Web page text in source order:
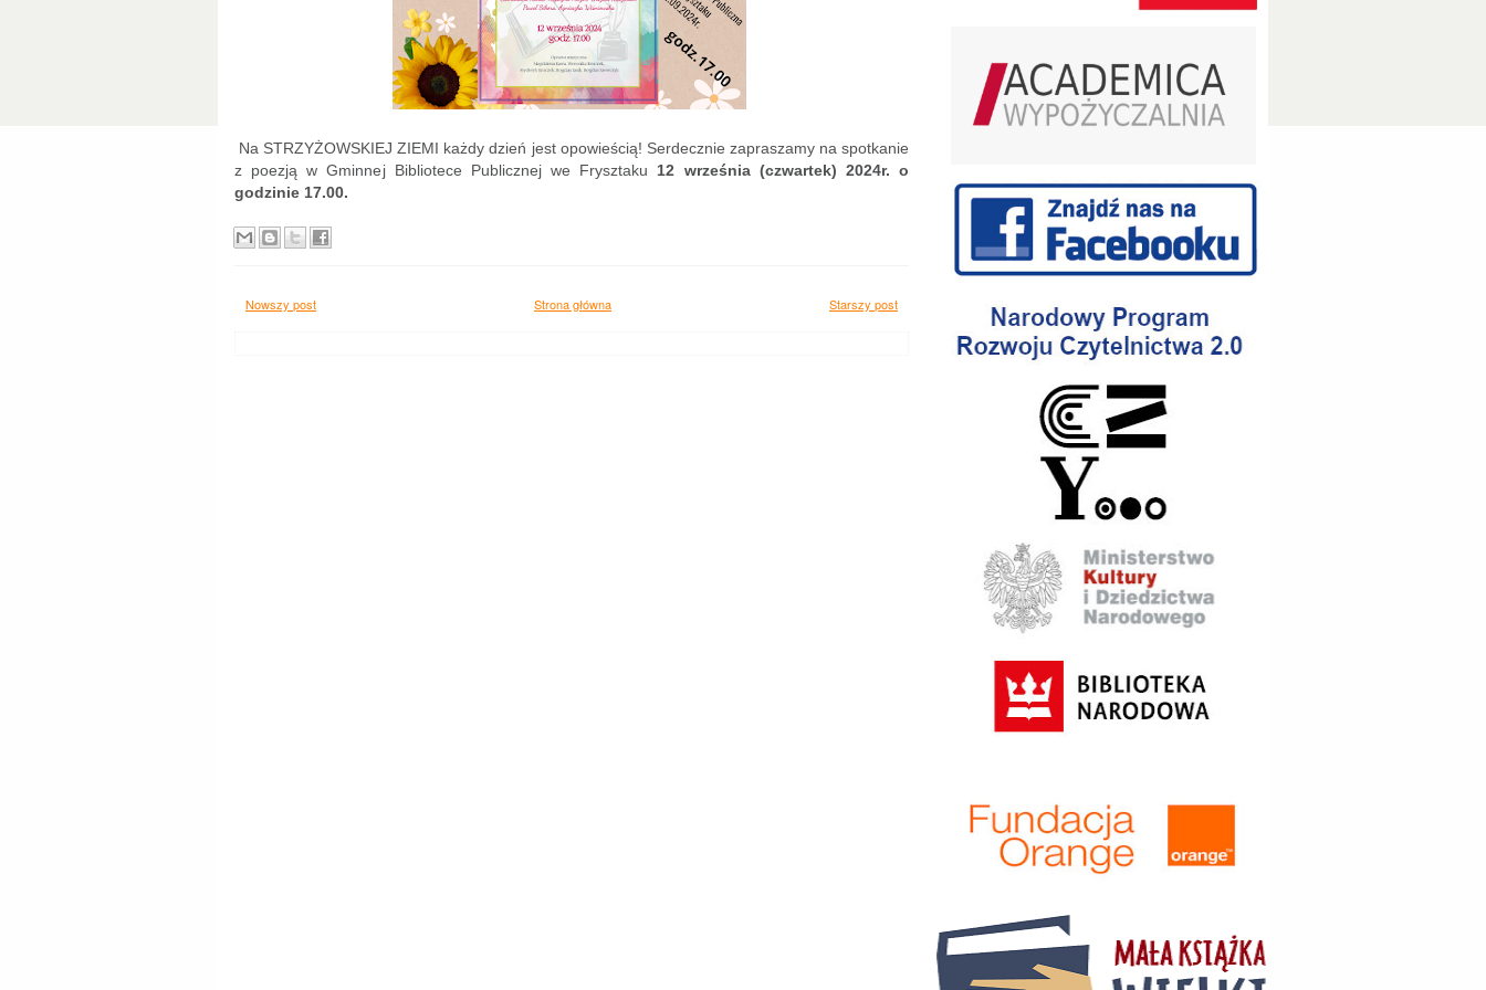
Na STRZYŻOWSKIEJ ZIEMI każdy dzień jest opowieścią! Serdecznie zapraszamy na spotkanie
z poezją w Gminnej Bibliotece Publicznej we Frysztaku 12 września (czwartek) 2024r. o
godzinie 17.00.
Nowszy post Starszy post
Strona główna